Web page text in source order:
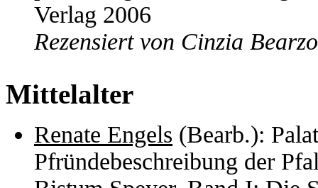
Verlag 2006
Rezensiert von Cinzia
Mittelalter
Renate Engels (Bearb.):
Pfründebeschreibung der